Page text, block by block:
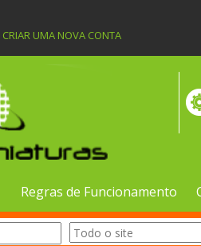
CRIAR UMA NOVA CONTA
Regras de Funcionamento